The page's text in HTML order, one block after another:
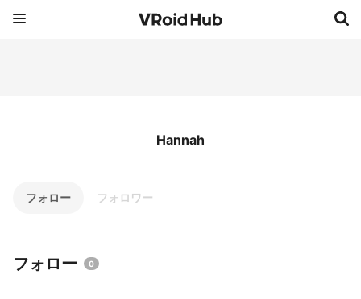
Hannah
フォロー フォロワー
フォロー 0